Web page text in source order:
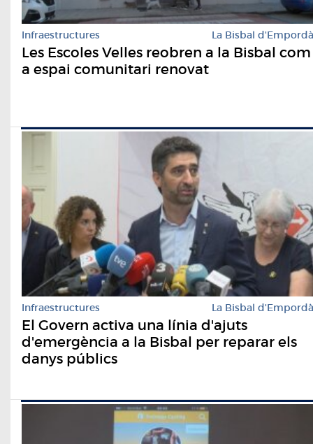
Infraestructures La Bisbal d'Empordà
Les Escoles Velles reobren a la Bisbal com
a espai comunitari renovat
Infraestructures La Bisbal d'Empordà
El Govern activa una línia d'ajuts
d'emergència a la Bisbal per reparar els
danys públics